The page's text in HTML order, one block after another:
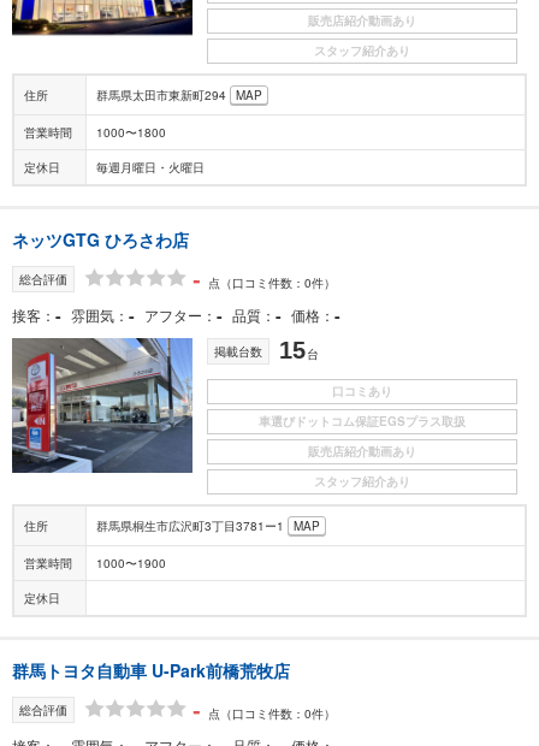
販売店紹介動画あり
スタッフ紹介あり
住所 群馬県太田市東新町294 MAP
営業時間 1000〜1800
定休日 毎週月曜日・火曜日
ネッツGTG ひろさわ店
総合評価 - 点 （口コミ件数：0件）
接客 - 雰囲気 - アフター - 品質 - 価格 -
掲載台数 15台
口コミあり
車選びドットコム保証EGSプラス取扱
販売店紹介動画あり
スタッフ紹介あり
住所 群馬県桐生市広沢町3丁目3781ー1 MAP
営業時間 1000〜1900
定休日
群馬トヨタ自動車 U-Park前橋荒牧店
総合評価 - 点 （口コミ件数：0件）